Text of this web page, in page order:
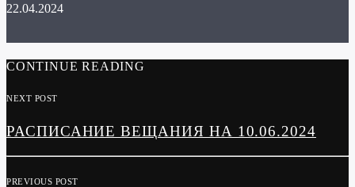
22.04.2024
CONTINUE READING
NEXT POST
РАСПИСАНИЕ ВЕЩАНИЯ НА 10.06.2024
PREVIOUS POST